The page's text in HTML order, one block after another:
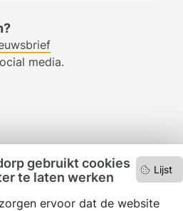
Lijst
gebruikt cookies
te laten werken
ervoor dat de website
media.